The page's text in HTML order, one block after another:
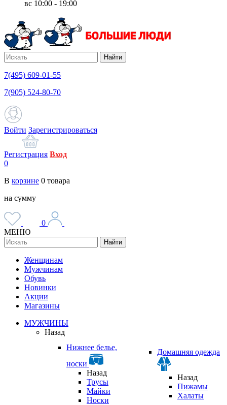
вс 10:00 - 19:00
Найти
7(495) 609-01-55
7(905) 524-80-70
Войти Зарегистрироваться
Регистрация Вход
0
В корзине 0 товара
на сумму
0
МЕНЮ
Найти
Женщинам
Мужчинам
Обувь
Новинки
Акции
Магазины
МУЖЧИНЫ
Назад
Нижнее белье,
носки
Назад
Трусы
Майки
Носки
Домашняя одежда
Назад
Пижамы
Халаты